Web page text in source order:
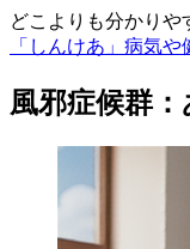
どこよりも分かりや
「しんけあ」病気
風邪症候群